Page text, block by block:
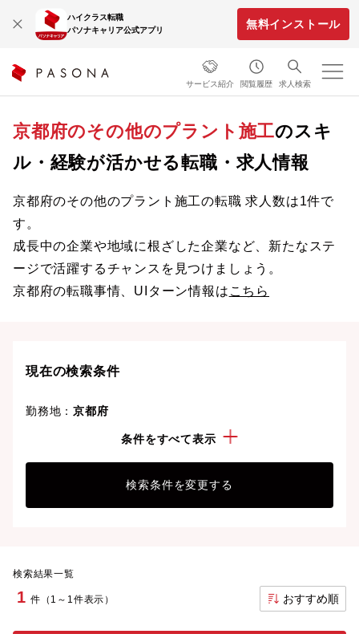
ハイクラス転職
パソナキャリア公式アプリ
無料インストール
サービス紹介 閲覧履歴 求人検索
京都府のその他のプラント施工のスキ
ル・経験が活かせる転職・求人情報
京都府のその他のプラント施工の転職 求人数は1件で
す。
成長中の企業や地域に根ざした企業など、新たなステ
ージで活躍するチャンスを見つけましょう。
京都府の転職事情、UIターン情報は こちら
現在の検索条件
勤務地：京都府
その他のプラント施工
条件をすべて表示
検索条件を変更する
検索結果一覧
1 件（1～1件表示） おすすめ順